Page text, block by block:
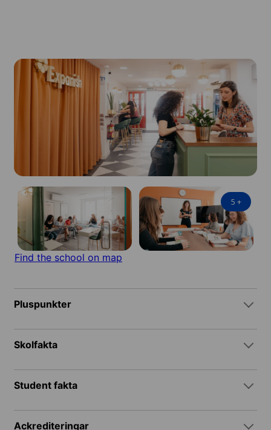
5 +
Find the school on map
Pluspunkter
Skolfakta
Student fakta
Ackrediteringar